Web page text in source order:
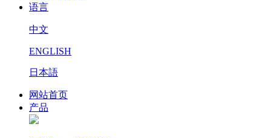
语言
中文
ENGLISH
日本語
网站首页
产品